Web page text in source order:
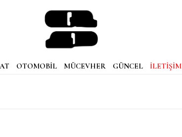
OTOMOBİL MÜCEVHER GÜNCEL İLETİŞİM